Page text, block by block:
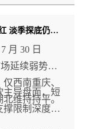
【猪价】7月30日全国普跌延续 局部逆势翻红 淡季探底仍在持续
月 30 日
延续弱势下
西南重庆、
维持持平。
主导盘面，短
撑限制深度下